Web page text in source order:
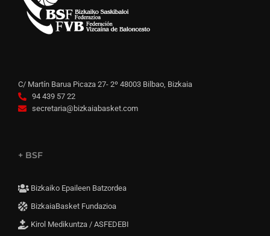
C/ Martín Barua Picaza 27- 2º 48003 Bilbao, Bizkaia
94 439 57 22
secretaria@bizkaiabasket.com
+ BSF
Bizkaiko Epaileen Batzordea
BizkaiaBasket Fundazioa
Kirol Medikuntza / ASFEDEBI